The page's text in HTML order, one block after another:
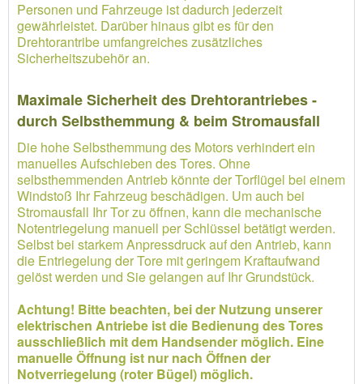
Personen und Fahrzeuge ist dadurch jederzeit
gewährleistet. Darüber hinaus gibt es für den
Drehtorantribe umfangreiches zusätzliches
Sicherheitszubehör an.
Maximale Sicherheit des Drehtorantriebes -
durch Selbsthemmung & beim Stromausfall
Die hohe Selbsthemmung des Motors verhindert ein
manuelles Aufschieben des Tores. Ohne
selbsthemmenden Antrieb könnte der Torflügel bei einem
Windstoß Ihr Fahrzeug beschädigen. Um auch bei
Stromausfall Ihr Tor zu öffnen, kann die mechanische
Notentriegelung manuell per Schlüssel betätigt werden.
Selbst bei starkem Anpressdruck auf den Antrieb, kann
die Entriegelung der Tore mit geringem Kraftaufwand
gelöst werden und Sie gelangen auf Ihr Grundstück.
Achtung! Bitte beachten, bei der Nutzung unserer
elektrischen Antriebe ist die Bedienung des Tores
ausschließlich mit dem Handsender möglich. Eine
manuelle Öffnung ist nur nach Öffnen der
Notverriegelung (roter Bügel) möglich.